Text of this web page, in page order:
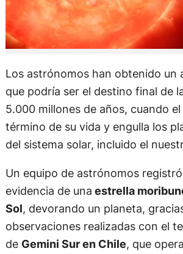
Los astrónomos han obtenido un
que podría ser el destino final de
5.000 millones de años, cuando el
término de su vida y engulla los
del sistema solar, incluido el
Un equipo de astrónomos
evidencia de una estrella
Sol, devorando un planeta,
observaciones realizadas con el
de Gemini Sur en Chile, que